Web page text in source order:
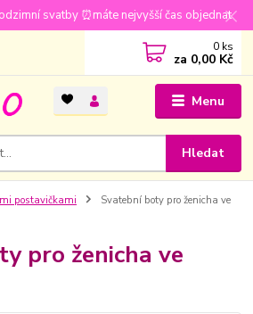
svatby ⏰máte nejvyšší čas objednat
Menu
Hledat
0 ks
za 0,00 Kč
postavičkami
Svatební boty pro ženicha ve
pro ženicha ve